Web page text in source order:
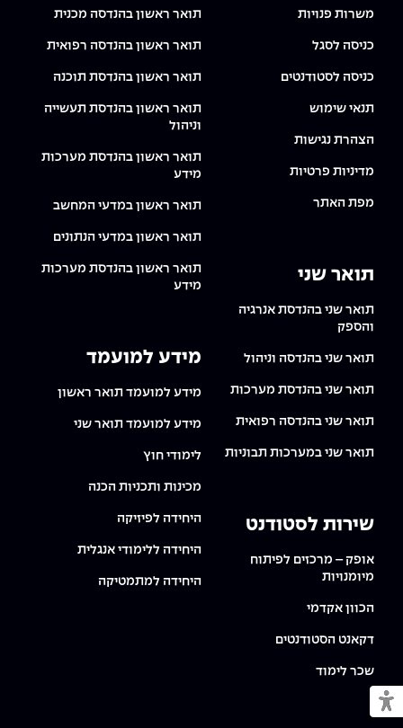
מעבר למצב נגיש
משרות פנויות
כניסה לסגל
כניסה לסטודנטים
תנאי שימוש
הצהרת נגישות
מדיניות פרטיות
מפת האתר
תואר שני
תואר שני בהנדסת אנרגיה
והספק
תואר שני בהנדסה וניהול
תואר שני בהנדסת מערכות
תואר שני בהנדסה רפואית
תואר שני במערכות תבוניות
שירות לסטודנט
אופק – מרכזים לפיתוח
מיומנויות
הכוון אקדמי
דקאנט הסטודנטים
שכר לימוד
תואר ראשון בהנדסה מכנית
תואר ראשון בהנדסה רפואית
תואר ראשון בהנדסת תוכנה
תואר ראשון בהנדסת תעשייה
וניהול
תואר ראשון בהנדסת מערכות
מידע
תואר ראשון במדעי המחשב
תואר ראשון במדעי הנתונים
תואר ראשון בהנדסת מערכות
מידע
מידע למועמד
מידע למועמד תואר ראשון
מידע למועמד תואר שני
לימודי חוץ
מכינות ותכניות הכנה
היחידה לפיזיקה
היחידה ללימודי אנגלית
היחידה למתמטיקה